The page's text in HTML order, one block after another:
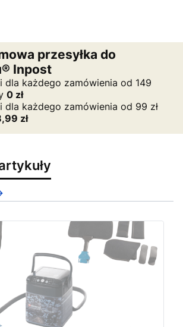
przesyłka do
Inpost
dla każdego zamówienia od 149
0 zł
dla każdego zamówienia od 99 zł
zł